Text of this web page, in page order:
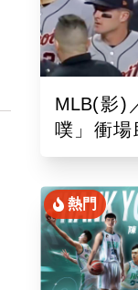
MLB(影)
噗」衝場
遭觸身球
熱門